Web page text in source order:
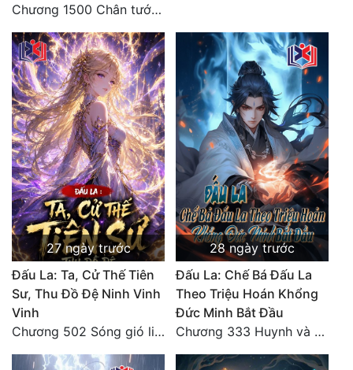
Sát Phạt Quyết Đoán
Vô Sỉ
Điềm Đạm
Chương 1500 Chân tướng thế giới! Tam thế hợp nhất! (kết thúc) (5)
27 ngày trước
Đấu La: Ta, Cử Thế Tiên
Sư, Thu Đồ Đệ Ninh Vinh
Vinh
Chương 502 Sóng gió liên hồi, nguy cơ sinh nở của Ninh Vinh Vinh [HẾT]
28 ngày trước
Đấu La: Chế Bá Đấu La
Theo Triệu Hoán Khổng
Đức Minh Bắt Đầu
Chương 333 Huynh và đệ, thần và quân